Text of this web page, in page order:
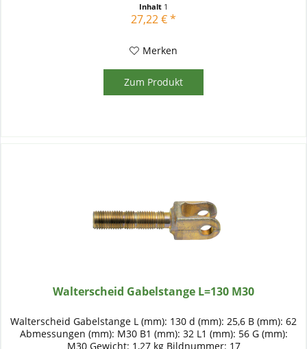
Inhalt 1
27,22 € *
Merken
Zum Produkt
Walterscheid Gabelstange L=130 M30
Walterscheid Gabelstange L (mm): 130 d (mm): 25,6 B (mm): 62
Abmessungen (mm): M30 B1 (mm): 32 L1 (mm): 56 G (mm):
M30 Gewicht: 1,27 kg Bildnummer: 17